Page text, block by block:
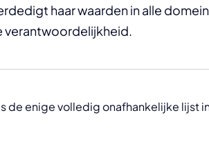
haar waarden in alle
verantwoordelijkheid.
de enige volledig onafhankelijke lijst